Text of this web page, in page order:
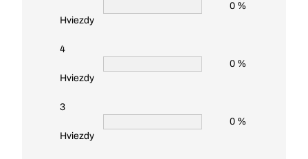
Hviezdy
0 %
4
Hviezdy
0 %
3
Hviezdy
0 %